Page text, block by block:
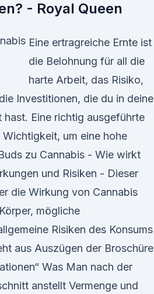
- Royal Queen
Eine ertragreiche Ernte ist
die Belohnung für all die
harte Arbeit, das Risiko,
Investitionen, die du in deine
Eine richtig ausgeführte
um eine hohe
zu Cannabis - Wie wirkt
und Risiken - Dieser
die Wirkung von Cannabis
mögliche
Risiken des Konsums
aus Auszügen der Broschüre
Was Man nach der
anstellt Vermenge und